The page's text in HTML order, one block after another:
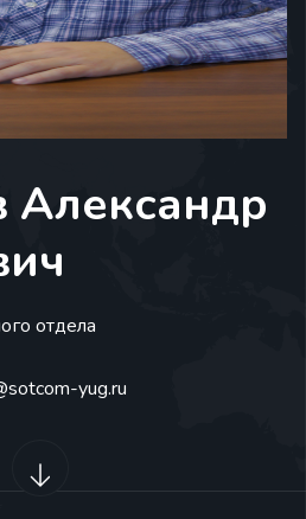
Александр
отдела
yug.ru